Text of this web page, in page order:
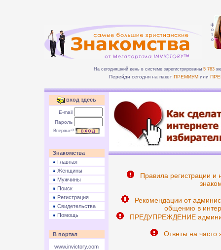
ф
о
т
о
На сегодняшний день в системе зарегистрированы 5 763
Перейди сегодня на пакет ПРЕМИУМили
вход здесь
E-mail
Пароль
Впервые?
Знакомства
Главная
Женщины
Мужчины
Поиск
Регистрация
Свидетельства
Помощь
В портал
www.invictory.com
Правила регистрации и
Рекомендации от
общению в
ПРЕДУПРЕЖДЕНИЕ
Ответы на часто